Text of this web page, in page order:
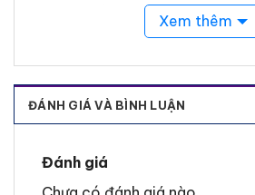
Nền film polyester bền
dùng được cả khi ướt.
Lớp phủ chống trượt,
trên máy và bề mặt
Có màu sắc phân biệt
Sẵn nhiều cấp độ
Xem thêm
ĐÁNH GIÁ VÀ BÌNH LUẬN
Đánh giá